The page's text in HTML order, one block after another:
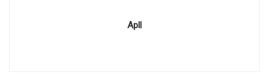
Apll